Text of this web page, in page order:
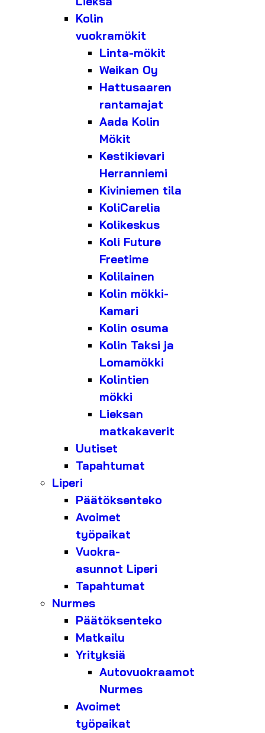
Kolin
vuokramökit
Linta-mökit
Weikan Oy
Hattusaaren
rantamajat
Aada Kolin
Mökit
Kestikievari
Herranniemi
Kiviniemen tila
KoliCarelia
Kolikeskus
Koli Future
Freetime
Kolilainen
Kolin mökki-
Kamari
Kolin osuma
Kolin Taksi ja
Lomamökki
Kolintien
mökki
Lieksan
matkakaverit
Uutiset
Tapahtumat
Liperi
Päätöksenteko
Avoimet
työpaikat
Vuokra-
asunnot Liperi
Tapahtumat
Nurmes
Päätöksenteko
Matkailu
Yrityksiä
Autovuokraamot
Nurmes
Avoimet
työpaikat